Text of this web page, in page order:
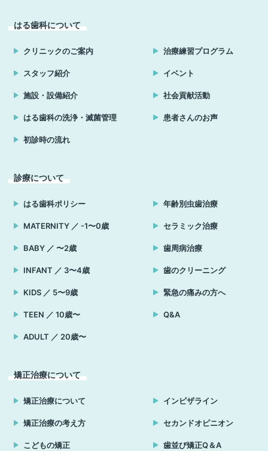
はる歯科について
クリニックのご案内
スタッフ紹介
施設・設備紹介
はる歯科の洗浄・滅菌管理
初診時の流れ
治療練習プログラム
イベント
社会貢献活動
患者さんのお声
診療について
はる歯科ポリシー
MATERNITY ／ -1〜0歳
BABY ／ 〜2歳
INFANT ／ 3〜4歳
KIDS ／ 5〜9歳
TEEN ／ 10歳〜
ADULT ／ 20歳〜
年齢別虫歯治療
セラミック治療
歯周病治療
歯のクリーニング
緊急の痛みの方へ
Q&A
矯正治療について
矯正治療について
矯正治療の考え方
こどもの矯正
インビザライン
セカンドオピニオン
歯並び矯正Q＆A